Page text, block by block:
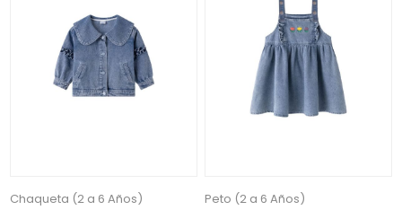
Chaqueta (2 a 6 Años)
Peto (2 a 6 Años)